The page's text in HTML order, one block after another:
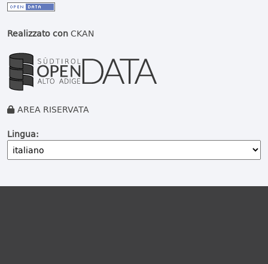
Realizzato conCKAN
AREA RISERVATA
Lingua